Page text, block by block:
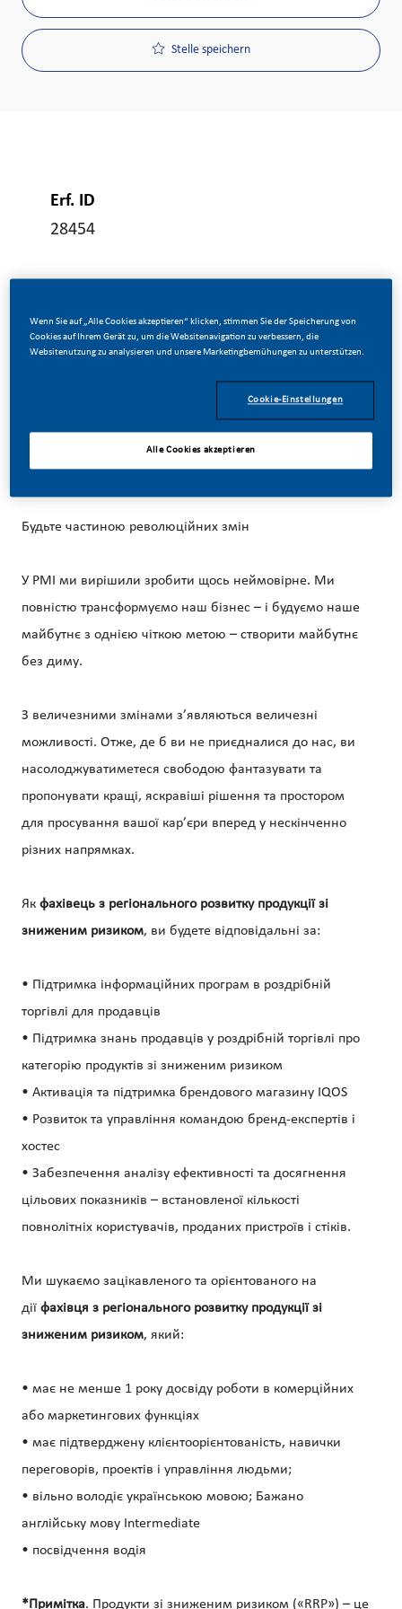
Stelle speichern
Erf. ID
28454
Vollzeit
Будьте частиною революційних змін
У PMI ми вирішили зробити щось неймовірне. Ми
повністю трансформуємо наш бізнес – і будуємо наше
майбутнє з однією чіткою метою – створити майбутнє
без диму.
З величезними змінами з’являються величезні
можливості. Отже, де б ви не приєдналися до нас, ви
насолоджуватиметеся свободою фантазувати та
пропонувати кращі, яскравіші рішення та простором
для просування вашої кар’єри вперед у нескінченно
різних напрямках.
Як фахівець з регіонального розвитку продукції зі
зниженим ризиком, ви будете відповідальні за:
• Підтримка інформаційних програм в роздрібній
торгівлі для продавців
• Підтримка знань продавців у роздрібній торгівлі про
категорію продуктів зі зниженим ризиком
• Активація та підтримка брендового магазину IQOS
• Розвиток та управління командою бренд-експертів і
хостес
• Забезпечення аналізу ефективності та досягнення
цільових показників – встановленої кількості
повнолітніх користувачів, проданих пристроїв і стіків.
Ми шукаємо зацікавленого та орієнтованого на
дії фахівця з регіонального розвитку продукції зі
зниженим ризиком, який:
• має не менше 1 року досвіду роботи в комерційних
або маркетингових функціях
• має підтверджену клієнтоорієнтованість, навички
переговорів, проектів і управління людьми;
• вільно володіє українською мовою; Бажано
англійську мову Intermediate
• посвідчення водія
*Примітка. Продукти зі зниженим ризиком («RRP») – це
Wenn Sie auf „Alle Cookies akzeptieren“ klicken, stimmen Sie der Speicherung von
Cookies auf Ihrem Gerät zu, um die Websitenavigation zu verbessern, die
Websitenutzung zu analysieren und unsere Marketingbemühungen zu unterstützen.
Cookie-Einstellungen
Alle Cookies akzeptieren